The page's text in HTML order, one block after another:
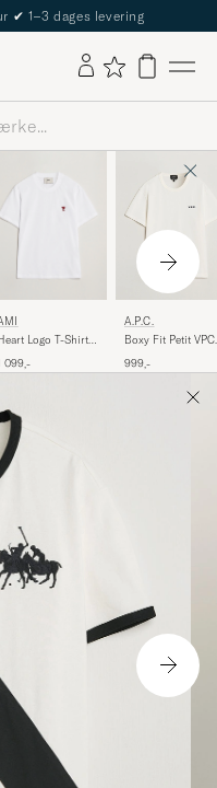
✔ 1–3 dages levering
Logo T-Shirt
099,-
A.P.C.
Boxy Fit Petit VPC
Navy
999,-